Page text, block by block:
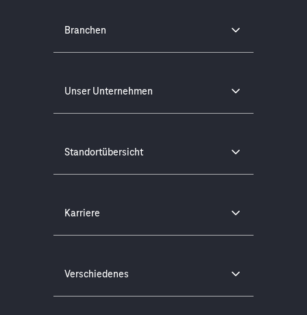
Branchen
Unser Unternehmen
Standortübersicht
Karriere
Verschiedenes